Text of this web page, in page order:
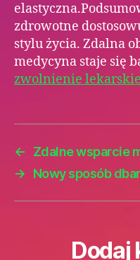
zdrowotne
stylu życia. Zdalna
medycyna staje się
zwolnienie
←
Zdalne wsparcie
→
Nowy sposób
Dodaj